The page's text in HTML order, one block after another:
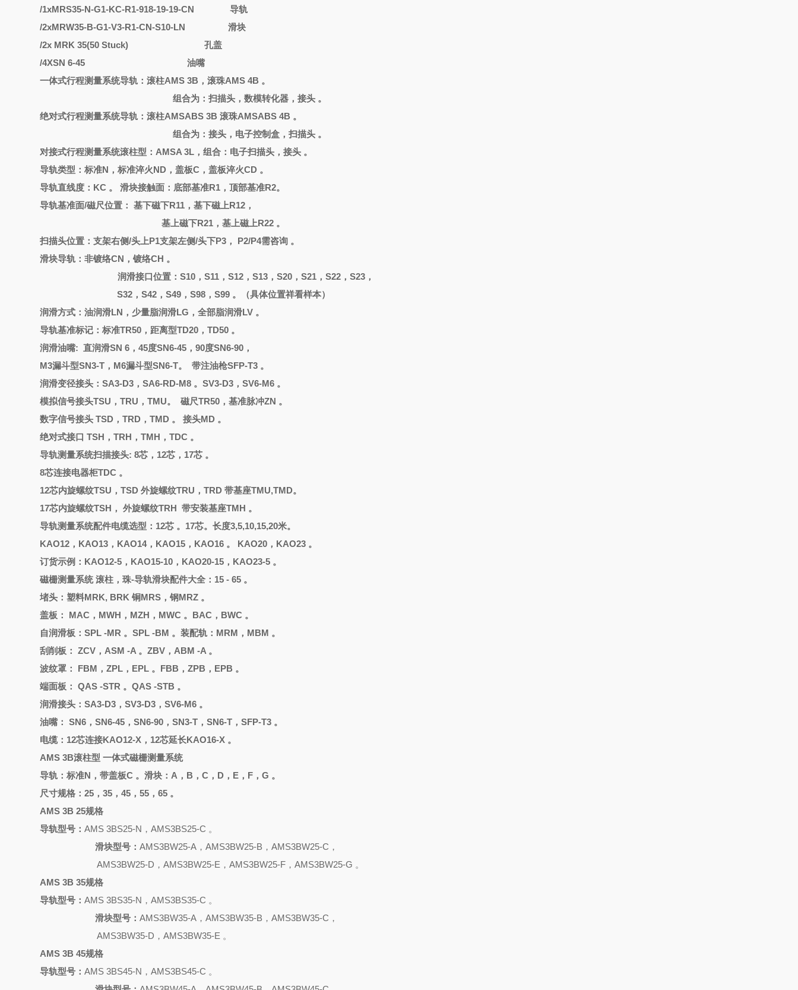
/1xMRS35-N-G1-KC-R1-918-19-19-CN
导轨
/2xMRW35-B-G1-V3-R1-CN-S10-LN
滑块
/2x MRK 35(50 Stuck)
孔盖
/4XSN 6-45
油嘴
一体式行程测量系统导轨：滚柱AMS 3B，滚珠AMS 4B 。
组合为：扫描头，数模转化器，接头 。
绝对式行程测量系统导轨：滚柱AMSABS 3B 滚珠AMSABS 4B 。
组合为：接头，电子控制盒，扫描头 。
对接式行程测量系统滚柱型： AMSA 3L，组合：电子扫描头，接头 。
导轨类型：标准N，标准淬火ND，盖板C，盖板淬火CD 。
导轨直线度： KC 。 滑块接触面：底部基准R1，顶部基准R2。
导轨基准面/磁尺位置： 基下磁下R11，基下磁上R12，
基上磁下R21，基上磁上R22 。
扫描头位置：支架右侧/头上P1支架左侧/头下P3， P2/P4需咨询 。
滑块导轨：非镀络CN ，镀络CH 。
润滑接口位置：S10，S11，S12，S13，S20，S21，S22，S23，
S32，S42，S49，S98，S99 。（具体位置祥看样本）
润滑方式：油润滑LN，少量脂润滑LG，全部脂润滑LV 。
导轨基准标记：标准TR50，距离型TD20，TD50 。
润滑油嘴: 直润滑SN 6 ，45度SN6-45，90度SN6-90，
M3漏斗型SN3-T，M6漏斗型SN6-T。 带注油枪SFP-T3 。
润滑变径接头：SA3-D3，SA6-RD-M8 。SV3-D3，SV6-M6 。
模拟信号接头TSU，TRU，TMU。 磁尺TR50，基准脉冲ZN 。
数字信号接头 TSD，TRD，TMD 。 接头MD 。
绝对式接口 TSH，TRH，TMH，TDC 。
导轨测量系统扫描接头: 8芯，12芯，17芯 。
8芯连接电器柜TDC 。
12芯内旋螺纹TSU，TSD 外旋螺纹TRU，TRD 带基座TMU,TMD。
17芯内旋螺纹TSH， 外旋螺纹TRH 带安装基座TMH 。
导轨测量系统配件电缆选型： 12芯 。17芯。长度3,5,10,15,20米。
KAO12，KAO13，KAO14，KAO15，KAO16 。 KAO20，KAO23 。
订货示例： KAO12-5，KAO15-10，KAO20-15，KAO23-5 。
磁栅测量系统 滚柱，珠-导轨滑块配件大全：15 - 65 。
堵头 ：塑料MRK, BRK 铜MRS，钢MRZ 。
盖板：
MAC，MWH，MZH，MWC 。BAC，BWC 。
自润滑板：SPL -MR 。SPL -BM 。装配轨：MRM，MBM 。
刮削板：
ZCV，ASM -A 。ZBV，ABM -A 。
波纹罩：
FBM，ZPL，EPL 。FBB，ZPB，EPB 。
端面板：
QAS -STR 。QAS -STB 。
润滑接头：SA3-D3，SV3-D3，SV6-M6 。
油嘴：
SN6，SN6-45，SN6-90，SN3-T，SN6-T，SFP-T3 。
电缆： 12芯连接KAO12-X，12芯延长KAO16-X 。
AMS 3B滚柱型 一体式磁栅测量系统
导轨：标准N，带盖板C 。滑块：A，B，C，D，E，F，G 。
尺寸规格：25，35，45，55，65 。
AMS 3B 25规格
导轨型号：AMS 3BS25-N，AMS3BS25-C 。
滑块型号：AMS3BW25-A，AMS3BW25-B，AMS3BW25-C，
AMS3BW25-D，AMS3BW25-E，AMS3BW25-F，AMS3BW25-G 。
AMS 3B 35规格
导轨型号：AMS 3BS35-N，AMS3BS35-C 。
滑块型号：AMS3BW35-A，AMS3BW35-B，AMS3BW35-C，
AMS3BW35-D，AMS3BW35-E 。
AMS 3B 45规格
导轨型号：AMS 3BS45-N，AMS3BS45-C 。